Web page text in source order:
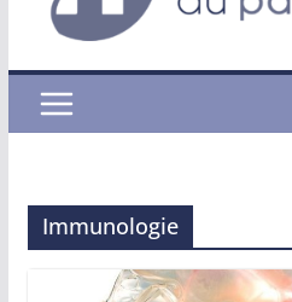
Immunologie